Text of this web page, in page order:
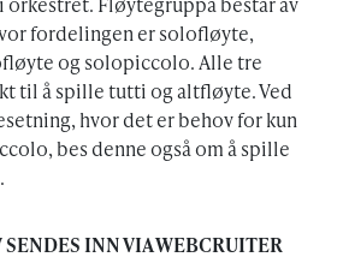
fordelingen er solofløyte,
og solopiccolo. Alle tre
til å spille tutti og altfløyte. Ved
hvor det er behov for kun
bes denne også om å spille
INN VIA WEBCRUITER